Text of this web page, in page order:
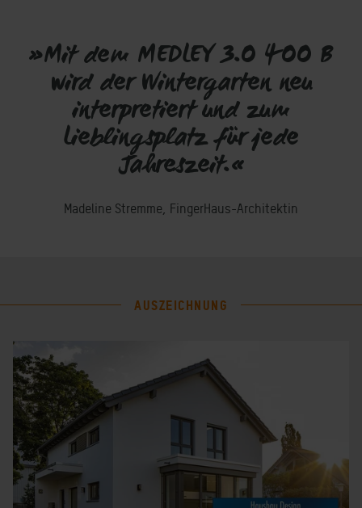
»Mit dem MEDLEY 3.0 400 B
wird der Wintergarten neu
interpretiert und zum
Lieblingsplatz für jede
Jahreszeit.«
Madeline Stremme, FingerHaus-Architektin
AUSZEICHNUNG